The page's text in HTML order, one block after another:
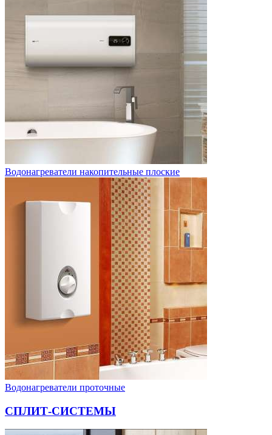
Водонагреватели накопительные плоские
Водонагреватели проточные
СПЛИТ-СИСТЕМЫ